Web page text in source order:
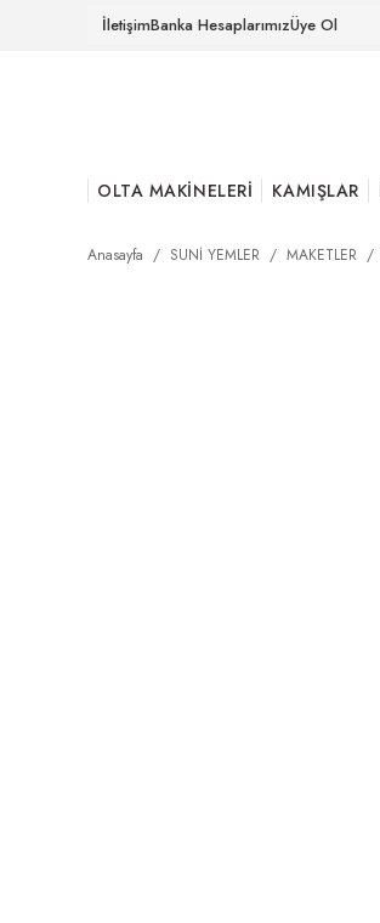
İletişimBanka HesaplarımızÜye Ol
OLTA MAKİNELERİ KAMIŞLAR
Anasayfa SUNİ YEMLER MAKETLER